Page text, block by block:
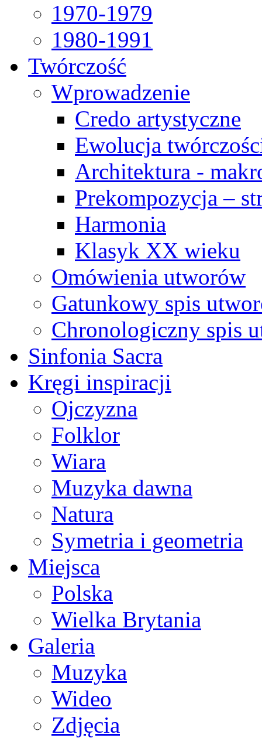
1970-1979
1980-1991
Twórczość
Wprowadzenie
Credo artystyczne
Ewolucja
Architektura -
Prekompozycja –
Harmonia
Klasyk XX wieku
Omówienia utworów
Gatunkowy spis
Chronologiczny spis
Sinfonia Sacra
Kręgi inspiracji
Ojczyzna
Folklor
Wiara
Muzyka dawna
Natura
Symetria i geometria
Miejsca
Polska
Wielka Brytania
Galeria
Muzyka
Wideo
Zdjęcia